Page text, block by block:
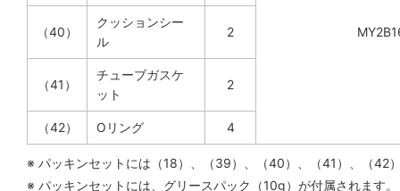
（40）
クッションシー
ル
2
（41）
チューブガスケ
ット
2
（42） Oリング 4
※ パッキンセットには（18）、（39）、（40）、（41）、（42
※ パッキンセットには、グリースパック（10g）が付属されます。